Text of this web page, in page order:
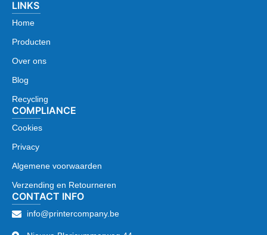
LINKS
Home
Producten
Over ons
Blog
Recycling
COMPLIANCE
Cookies
Privacy
Algemene voorwaarden
Verzending en Retourneren
CONTACT INFO
info@printercompany.be